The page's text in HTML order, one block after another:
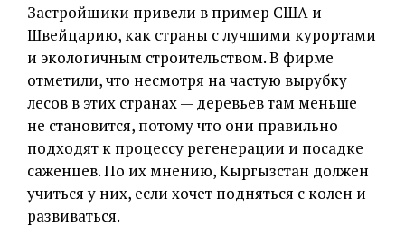
Застройщики привели в пример США и
Швейцарию, как страны с лучшими курортами
и экологичным строительством. В фирме
отметили, что несмотря на частую вырубку
лесов в этих странах — деревьев там меньше
не становится, потому что они правильно
подходят к процессу регенерации и посадке
саженцев. По их мнению, Кыргызстан должен
учиться у них, если хочет подняться с колен и
развиваться.